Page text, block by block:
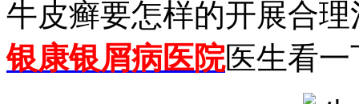
牛皮癣要怎样的开展合
银康银屑病医院医生看一